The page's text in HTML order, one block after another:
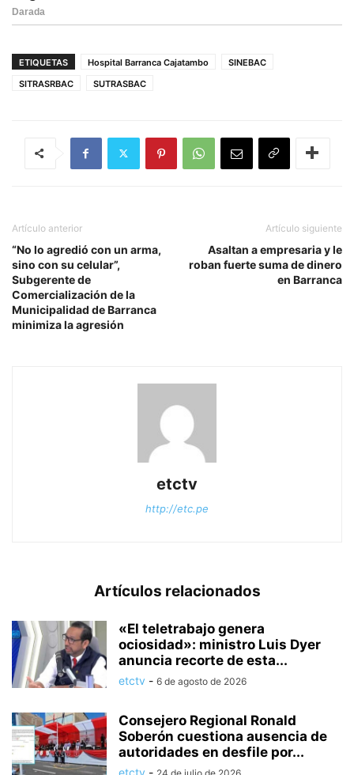
ETIQUETAS Hospital Barranca Cajatambo
SINEBAC
SITRASRBAC
SUTRASBAC
Artículo anterior
“No lo agredió con un arma,
sino con su celular”,
Subgerente de
Comercialización de la
Municipalidad de Barranca
minimiza la agresión
Artículo siguiente
Asaltan a empresaria y le
roban fuerte suma de dinero
en Barranca
etctv
http://etc.pe
Artículos relacionados
«El teletrabajo genera
ociosidad»: ministro Luis Dyer
anuncia recorte de esta...
etctv - 6 de agosto de 2026
Consejero Regional Ronald
Soberón cuestiona ausencia de
autoridades en desfile por...
etctv -